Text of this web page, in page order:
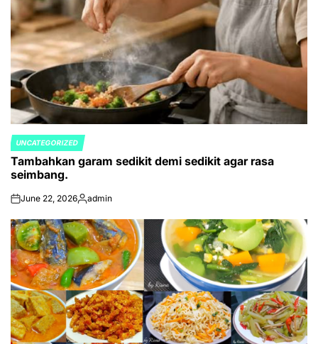
POSTED
IN
UNCATEGORIZED
Tambahkan garam sedikit demi sedikit agar rasa
seimbang.
onJune 22, 2026Posted
admin